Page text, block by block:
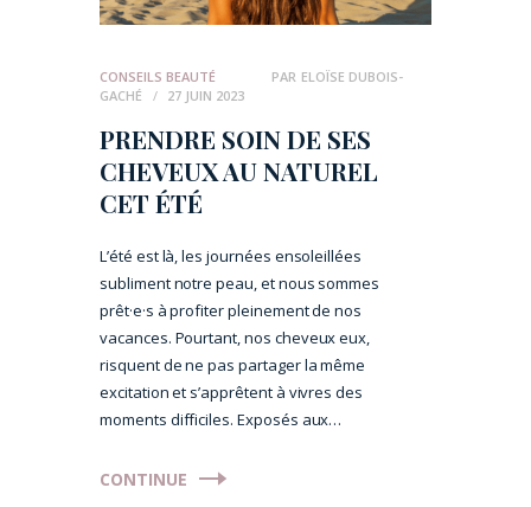
CONSEILS BEAUTÉ PAR ELOÏSE DUBOIS-
GACHÉ
27 JUIN 2023
PRENDRE SOIN DE SES
CHEVEUX AU NATUREL
CET ÉTÉ
L’été est là, les journées ensoleillées
subliment notre peau, et nous sommes
prêt·e·s à profiter pleinement de nos
vacances. Pourtant, nos cheveux eux,
risquent de ne pas partager la même
excitation et s’apprêtent à vivres des
moments difficiles. Exposés aux…
CONTINUE